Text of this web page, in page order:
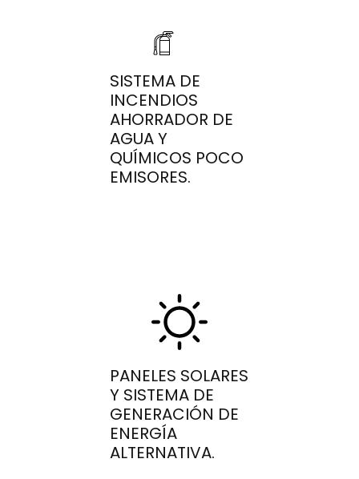
SISTEMA DE
INCENDIOS
AHORRADOR DE
AGUA Y
QUÍMICOS POCO
EMISORES.
PANELES SOLARES
Y SISTEMA DE
GENERACIÓN DE
ENERGÍA
ALTERNATIVA.